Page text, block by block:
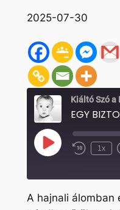
2025-07-30
Kiáltó Szó a
EGY
Play
Episode Rewind
1x
SHARE
A hajnali álomban